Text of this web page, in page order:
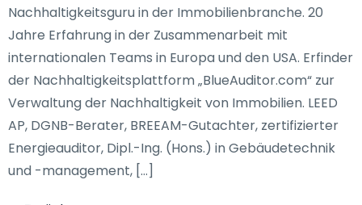
Nachhaltigkeitsguru in der Immobilienbranche. 20
Jahre Erfahrung in der Zusammenarbeit mit
internationalen Teams in Europa und den USA. Erfinder
der Nachhaltigkeitsplattform „BlueAuditor.com“ zur
Verwaltung der Nachhaltigkeit von Immobilien. LEED
AP, DGNB-Berater, BREEAM-Gutachter, zertifizierter
Energieauditor, Dipl.-Ing. (Hons.) in Gebäudetechnik
und -management, […]